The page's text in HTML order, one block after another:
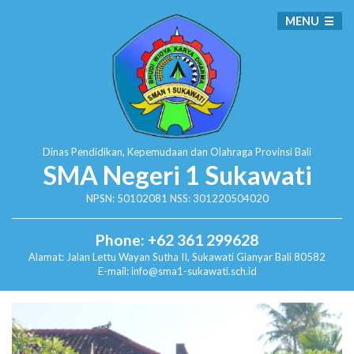
Dinas Pendidikan, Kepemudaan dan Olahraga Provinsi Bali
SMA Negeri 1 Sukawati
NPSN: 50102081 NSS: 301220504020
Phone: +62 361 299628
Alamat: Jalan Lettu Wayan Sutha II, SukawatiGianyar Bali 80582
E-mail: info@sma1-sukawati.sch.id
MENU